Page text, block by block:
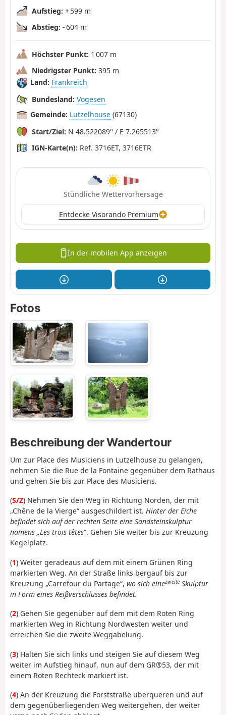
Aufstieg: + 599 m
Abstieg: - 604 m
Höchster Punkt: 1 007 m
Niedrigster Punkt: 395 m
Land: Frankreich
Bundesland: Vogesen
Gemeinde: Lutzelhouse (67130)
Start/Ziel: N 48.522089° / E 7.265513°
IGN-Karte(n): Ref. 3716ET, 3716ETR
Stündliche Wettervorhersage
Entdecke Visorando Premium
In der mobilen App anzeigen
Fotos
Beschreibung der Wandertour
Um zur Place des Musiciens in Lutzelhouse zu gelangen,
nehmen Sie die Rue de la Fontaine gegenüber dem Rathaus
und gehen Sie bis zur Place des Musiciens.
(S/Z) Nehmen Sie den Weg in Richtung Norden, der mit
„Chêne de la Vierge“ ausgeschildert ist. Hinter der Eiche
befindet sich auf der rechten Seite eine Sandsteinskulptur
namens „Les trois têtes“. Gehen Sie weiter bis zur Kreuzung
Kegelplatz.
(1) Weiter geradeaus auf dem mit einem Grünen Ring
markierten Weg. An der Straße links bergauf bis zur
Kreuzung „Carrefour du Partage“, wo sich einezweite Skulptur
in Form eines Reißverschlusses befindet.
(2) Gehen Sie gegenüber auf dem mit dem Roten Ring
markierten Weg in Richtung Nordwesten weiter und
erreichen Sie die zweite Weggabelung.
(3) Halten Sie sich links und steigen Sie auf diesem Weg
weiter im Aufstieg hinauf, nun auf dem GR®53, der mit
einem Roten Rechteck markiert ist.
(4) An der Kreuzung die Forststraße überqueren und auf
dem gegenüberliegenden Weg weitergehen, der weiter